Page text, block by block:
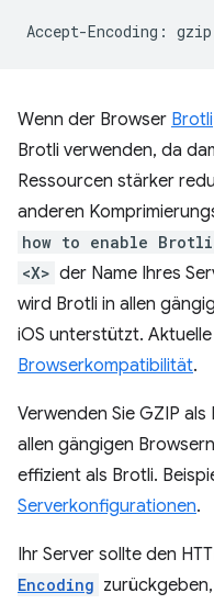
Wenn der Browser Brotli
Brotli verwenden, da
Ressourcen stärker
anderen
how to enable Brotli
<X> der Name Ihres
wird Brotli in allen
iOS unterstützt.
Browserkompatibilität.
Verwenden Sie GZIP
allen gängigen
effizient als Brotli.
Serverkonfigurationen.
Ihr Server sollte den
Encoding